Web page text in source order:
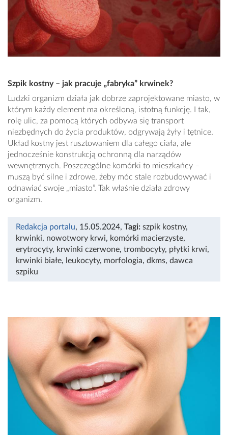
Szpik kostny – jak pracuje „fabryka” krwinek?
Ludzki organizm działa jak dobrze zaprojektowane miasto, w
którym każdy element ma określoną, istotną funkcję. I tak,
rolę ulic, za pomocą których odbywa się transport
niezbędnych do życia produktów, odgrywają żyły i tętnice.
Układ kostny jest rusztowaniem dla całego ciała, ale
jednocześnie konstrukcją ochronną dla narządów
wewnętrznych. Poszczególne komórki to mieszkańcy –
muszą być silne i zdrowe, żeby móc stale rozbudowywać i
odnawiać swoje „miasto”. Tak właśnie działa zdrowy
organizm.
Redakcja portalu, 15.05.2024, Tagi: szpik kostny,
krwinki, nowotwory krwi, komórki macierzyste,
erytrocyty, krwinki czerwone, trombocyty, płytki krwi,
krwinki białe, leukocyty, morfologia, dkms, dawca
szpiku